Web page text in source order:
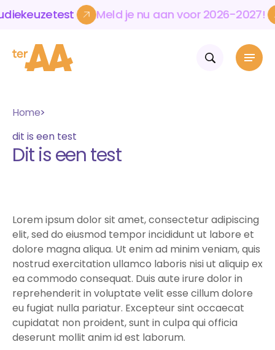
2026-2027!
Meldjenu aanvoor 2026-2027!
Home
Mbo & vavo
Opleidingen
ExtrAA leuk
Skills
Internationalisering
Flexibel leren
Studentverhalen
Studiekeuze
Studiekeuzetest
Q&A studiekiezers
Interesse­gebieden
Open dag
Volwassenen & bedrijven
Voor bedrijven en instellingen
Opleidingen en cursussen
Volwassenen
Volwassenenonderwijs
Cursussen Nederlands en rekenen
Inburgering
Aanmelden
Over Ter AA
Onze cultuur
Samenwerkingen
Practoraat leergeluk
Werken bij Ter AA
Agenda
Nieuws
Home
dit is een test
Dit is een test
Lorem ipsum dolor sit amet, consectetur adipiscing
elit, sed do eiusmod tempor incididunt ut labore et
dolore magna aliqua. Ut enim ad minim veniam, quis
nostrud exercitation ullamco laboris nisi ut aliquip ex
ea commodo consequat. Duis aute irure dolor in
reprehenderit in voluptate velit esse cillum dolore
eu fugiat nulla pariatur. Excepteur sint occaecat
cupidatat non proident, sunt in culpa qui officia
deserunt mollit anim id est laborum.